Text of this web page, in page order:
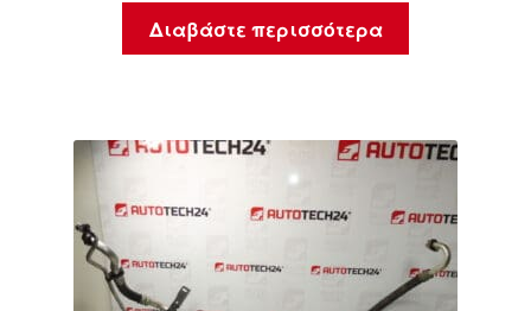
Διαβάστε περισσότερα